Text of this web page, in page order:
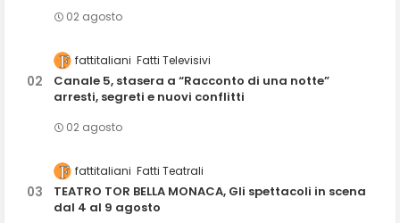
02 agosto
fattitaliani Fatti Televisivi
Canale 5, stasera a “Racconto di una notte”
arresti, segreti e nuovi conflitti
02 agosto
fattitaliani Fatti Teatrali
TEATRO TOR BELLA MONACA, Gli spettacoli in scena
dal 4 al 9 agosto